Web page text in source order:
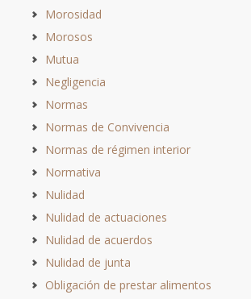
Morosidad
Morosos
Mutua
Negligencia
Normas
Normas de Convivencia
Normas de régimen interior
Normativa
Nulidad
Nulidad de actuaciones
Nulidad de acuerdos
Nulidad de junta
Obligación de prestar alimentos